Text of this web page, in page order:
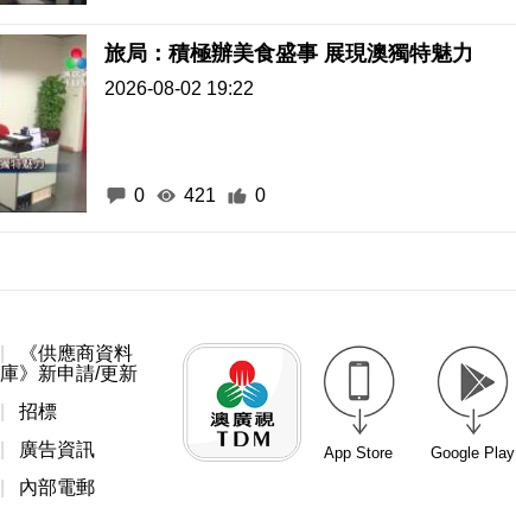
旅局：積極辦美食盛事 展現澳獨特魅力
2026-08-02 19:22
0 421 0
《供應商資料
庫》新申請/更新
招標
廣告資訊
內部電郵
App Store Google Play